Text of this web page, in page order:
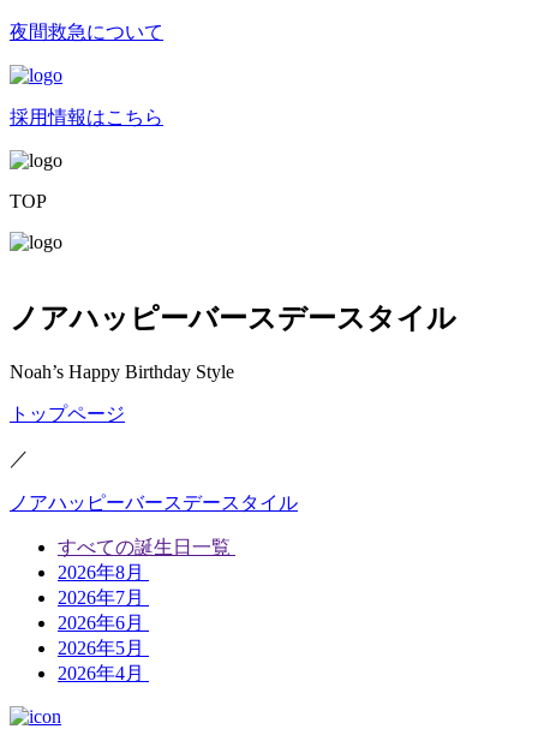
夜間救急について
採用情報はこちら
TOP
ノアハッピーバースデースタイル
Noah’s Happy Birthday Style
トップページ
／
ノアハッピーバースデースタイル
すべての誕生日一覧
2026年8月
2026年7月
2026年6月
2026年5月
2026年4月